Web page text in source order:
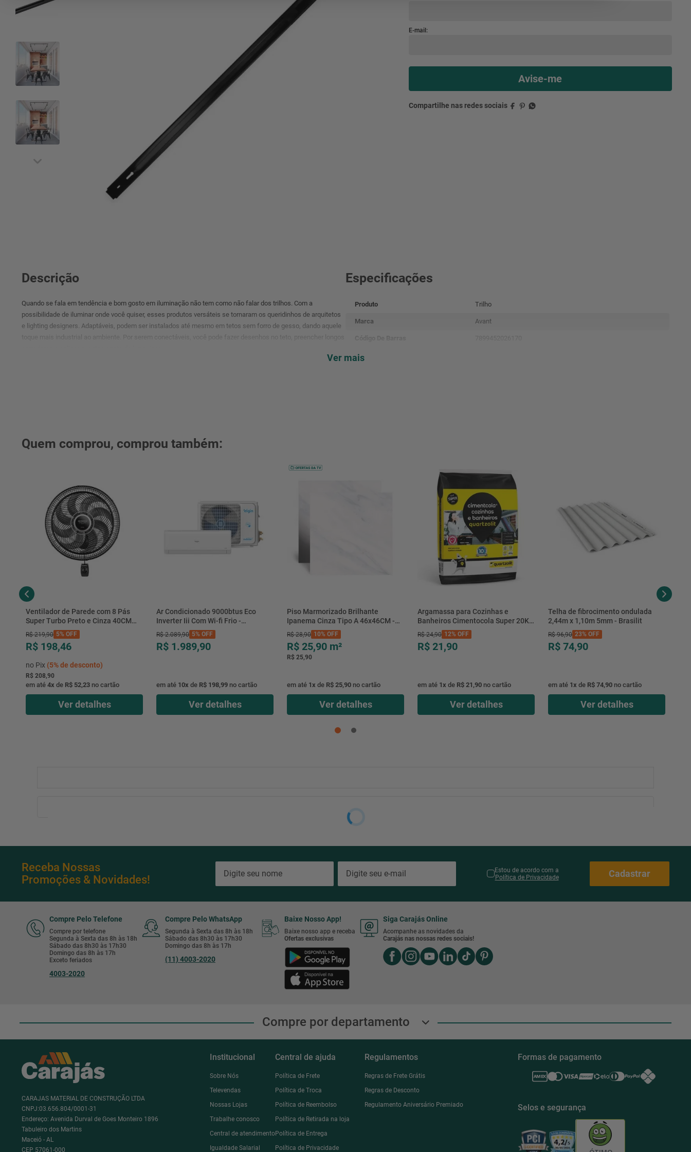
Descrição
Quando se fala em tendência e bom gosto em iluminação não tem como não falar dos trilhos. Com a
possibilidade de iluminar onde você quiser, esses produtos versáteis se tornaram os queridinhos de arquitetos
e lighting designers. Adaptáveis, podem ser instalados até mesmo em tetos sem forro de gesso, dando aquele
toque mais industrial ao ambiente. Por serem conectáveis, você pode fazer desenhos no teto, preencher longos
Especificações
Produto Trilho
Marca Avant
Referência
Ver mais
Quem comprou, comprou também:
Ventilador de Parede com 8 Pás
Super Turbo Preto e Cinza 40CM
220V 140W - VTX-40P-8P - Mondial
R$ 219,90 5% OFF
R$ 198,46
no Pix (5%de desconto)
R$ 208,90
em até 4x de R$ 52,23 no cartão
Ver detalhes
Ar Condicionado 9000btus Eco
Inverter Iii Com Wi-fi Frio -
Hjfe09c2cg|hjfi09c2wg - Elgin
R$ 2.089,90 5% OFF
R$ 1.989,90
em até 10x de R$ 198,99 no cartão
Ver detalhes
Piso Marmorizado Brilhante
Ipanema Cinza Tipo A 46x46CM -
01.012771 - Cerbras
R$ 28,90 10% OFF
R$ 25,90 m²
R$ 25,90
em até 1x de R$ 25,90 no cartão
Ver detalhes
Argamassa para Cozinhas e
Banheiros Cimentocola Super 20KG
- 0118.00001.0020PL - Quartzolit
R$ 24,90 12% OFF
R$ 21,90
em até 1x de R$ 21,90 no cartão
Ver detalhes
Telha de fibrocimento ondulada
2,44m x 1,10m 5mm - Brasilit
R$ 96,90 23% OFF
R$ 74,90
em até 1x de R$ 74,90 no cartão
Ver detalhes
Receba Nossas
Promoções & Novidades!
Estou de acordo com a
Política de Privacidade
Cadastrar
Compre Pelo Telefone
Compre por telefone
Segunda à Sexta das 8h às 18h
Sábado das 8h30 às 17h30
Domingo das 8h às 17h
Exceto feriados
4003-2020
Compre Pelo WhatsApp
Segunda à Sexta das 8h às 18h
Sábado das 8h30 às 17h30
Domingo das 8h às 17h
(11) 4003-2020
Baixe Nosso App!
Baixe nosso app e receba
Ofertas exclusivas
Siga Carajás Online
Acompanhe as novidades da
Carajás nas nossas redes sociais!
Compre por departamento
CARAJAS MATERIAL DE CONSTRUÇÃO LTDA
CNPJ:03.656.804/0001-31
Endereço: Avenida Durval de Goes Monteiro 1896
Tabuleiro dos Martins
Maceió - AL
CEP 57061-000
Institucional
Sobre Nós
Televendas
Nossas Lojas
Trabalhe conosco
Central de atendimento
Igualdade Salarial
Central de ajuda
Política de Frete
Política de Troca
Política de Reembolso
Política de Retirada na loja
Política de Entrega
Política de Privacidade
Regulamentos
Regras de Frete Grátis
Regras de Desconto
Regulamento Aniversário Premiado
Formas de pagamento
Selos e segurança
condicionado